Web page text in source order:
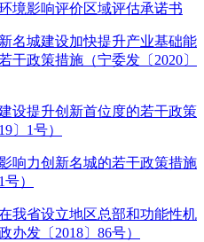
境影响评价区域评估承诺书
名城建设加快提升产业基础能
干政策措施（宁委发〔2020〕
设提升创新首位度的若干政策
〕1号）
响力创新名城的若干政策措施
）
我省设立地区总部和功能性机
办发〔2018〕86号）